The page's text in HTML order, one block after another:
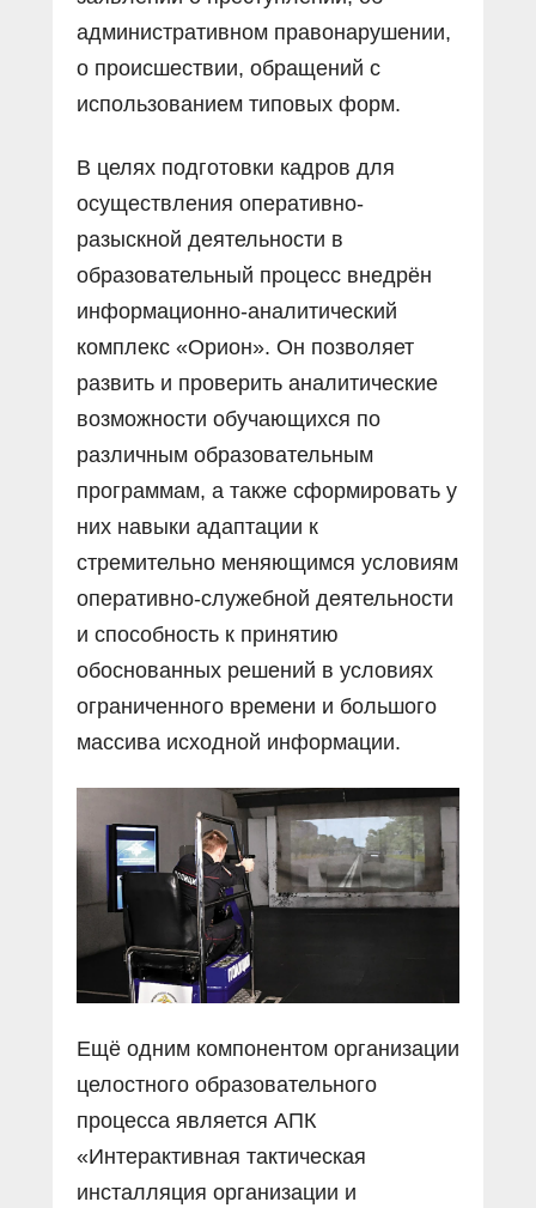
административном правонарушении,
о происшествии, обращений с
использованием типовых форм.
В целях подготовки кадров для
осуществления оперативно-
разыскной деятельности в
образовательный процесс внедрён
информационно-аналитический
комплекс «Орион». Он позволяет
развить и проверить аналитические
возможности об­учающихся по
различным образовательным
программам, а также сформировать у
них навыки адаптации к
стремительно меняющимся условиям
оперативно-служебной деятельности
и способность к принятию
обоснованных решений в условиях
ограниченного времени и большого
массива исходной информации.
Ещё одним компонентом организации
целостного образовательного
процесса является АПК
«Интерактивная тактическая
инсталляция организации и